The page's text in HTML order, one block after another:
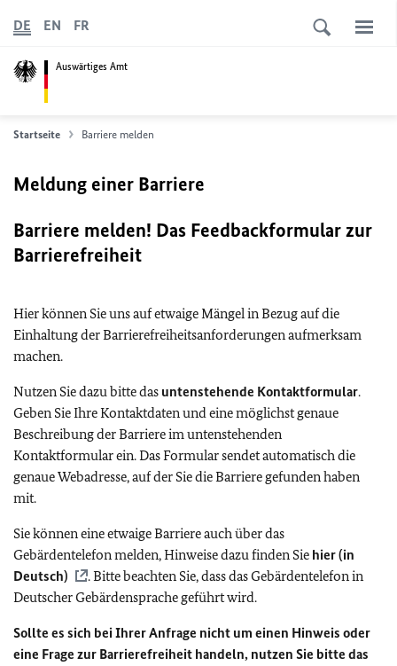
Auswärtiges Amt
DE EN FR
Startseite Barriere melden
Meldung einer Barriere
Barriere melden! Das Feedbackformular zur
Barrierefreiheit
Hier können Sie uns auf etwaige Mängel in Bezug auf die
Einhaltung der Barrierefreiheitsanforderungen aufmerksam
machen.
Nutzen Sie dazu bitte das untenstehende Kontaktformular.
Geben Sie Ihre Kontaktdaten und eine möglichst genaue
Beschreibung der Barriere im untenstehenden
Kontaktformular ein. Das Formular sendet automatisch die
genaue Webadresse, auf der Sie die Barriere gefunden haben
mit.
Sie können eine etwaige Barriere auch über das
Gebärdentelefon melden, Hinweise dazu finden Sie hier (in
Deutsch)
. Bitte beachten Sie, dass das Gebärdentelefon in
Deutscher Gebärdensprache geführt wird.
Sollte es sich bei Ihrer Anfrage nicht um einen Hinweis oder
eine Frage zur Barrierefreiheit handeln, nutzen Sie bitte das